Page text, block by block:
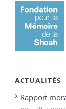
ACTUALITÉS
Rapport